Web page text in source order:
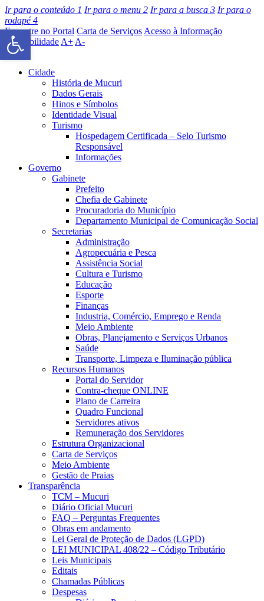
Ir para o conteúdo 1 Ir para o menu 2 Ir para a busca 3 Ir para o
rodapé4
Encontre no Portal Carta de Serviços Acesso à Informação
Acessibilidade A+ A-
Cidade
História de Mucuri
Dados Gerais
Hinos e Símbolos
Identidade Visual
Turismo
Hospedagem Certificada – Selo Turismo
Responsável
Informações
Governo
Gabinete
Prefeito
Chefia de Gabinete
Procuradoria do Município
Departamento Municipal de Comunicação Social
Secretarias
Administração
Agropecuária e Pesca
Assistência Social
Cultura e Turismo
Educação
Esporte
Finanças
Industria, Comércio, Emprego e Renda
Meio Ambiente
Obras, Planejamento e Serviços Urbanos
Saúde
Transporte, Limpeza e Iluminação pública
Recursos Humanos
Portal do Servidor
Contra-cheque ONLINE
Plano de Carreira
Quadro Funcional
Servidores ativos
Remuneração dos Servidores
Estrutura Organizacional
Carta de Serviços
Meio Ambiente
Gestão de Praias
Transparência
TCM – Mucuri
Diário Oficial Mucuri
FAQ – Perguntas Frequentes
Obras em andamento
Lei Geral de Proteção de Dados (LGPD)
LEI MUNICIPAL 408/22 – Código Tributário
Leis Municipais
Editais
Chamadas Públicas
Despesas
Barra de Ferramentas Aberta